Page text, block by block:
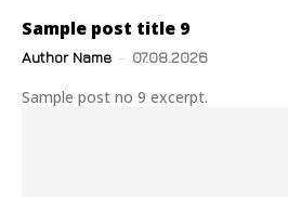
Sample post title 9
Author Name - 07.08.2026
Sample post no 9 excerpt.